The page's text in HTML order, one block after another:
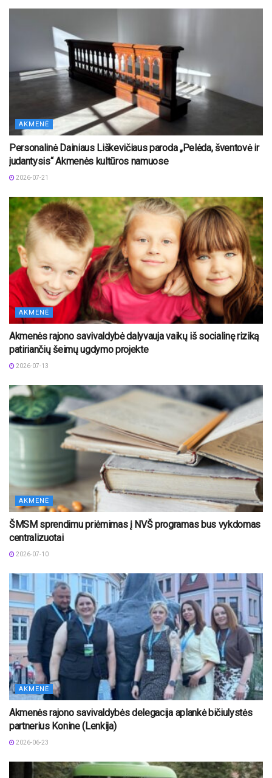
AKMENĖ
Personalinė Dainiaus Liškevičiaus paroda „Pelėda, šventovė ir
judantysis“ Akmenės kultūros namuose
2026-07-21
AKMENĖ
Akmenės rajono savivaldybė dalyvauja vaikų iš socialinę riziką
patiriančių šeimų ugdymo projekte
2026-07-13
AKMENĖ
ŠMSM sprendimu priėmimas į NVŠ programas bus vykdomas
centralizuotai
2026-07-10
AKMENĖ
Akmenės rajono savivaldybės delegacija aplankė bičiulystės
partnerius Konine (Lenkija)
2026-06-23